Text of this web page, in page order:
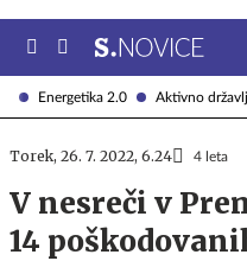
Energetika 2.0 Aktivno
Torek, 26. 7. 2022, 6.24 4 leta
V nesreči v
14